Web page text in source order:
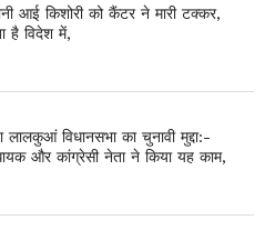
आई किशोरी को कैंटर ने मारी टक्कर,
है विदेश में,
लालकुआं विधानसभा का चुनावी मुद्दा:-
और कांग्रेसी नेता ने किया यह काम,